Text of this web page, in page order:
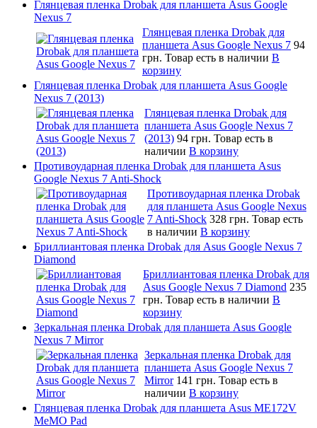
Глянцевая пленка Drobak для планшета Asus Google
Nexus 7
Глянцевая пленка Drobak для
планшета Asus Google Nexus 7 94
грн. Товар есть в наличии В
корзину
Глянцевая пленка Drobak для планшета Asus Google
Nexus 7 (2013)
Глянцевая пленка Drobak для
планшета Asus Google Nexus 7
(2013) 94 грн. Товар есть в
наличии В корзину
Противоударная пленка Drobak для планшета Asus
Google Nexus 7 Anti-Shock
Противоударная пленка Drobak
для планшета Asus Google Nexus
7 Anti-Shock 328 грн. Товар есть
в наличии В корзину
Бриллиантовая пленка Drobak для Asus Google Nexus 7
Diamond
Бриллиантовая пленка Drobak для
Asus Google Nexus 7 Diamond 235
грн. Товар есть в наличии В
корзину
Зеркальная пленка Drobak для планшета Asus Google
Nexus 7 Mirror
Зеркальная пленка Drobak для
планшета Asus Google Nexus 7
Mirror 141 грн. Товар есть в
наличии В корзину
Глянцевая пленка Drobak для планшета Asus ME172V
MeMO Pad